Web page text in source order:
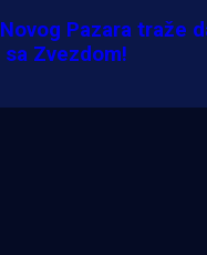
Pazara traže
Zvezdom!